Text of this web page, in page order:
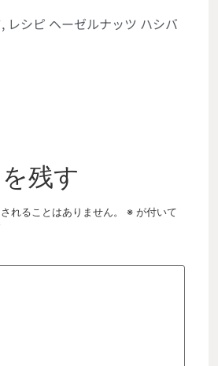
, レシピ ヘーゼルナッツ ハシバ
残す
れることはありません。 ※ が付いて